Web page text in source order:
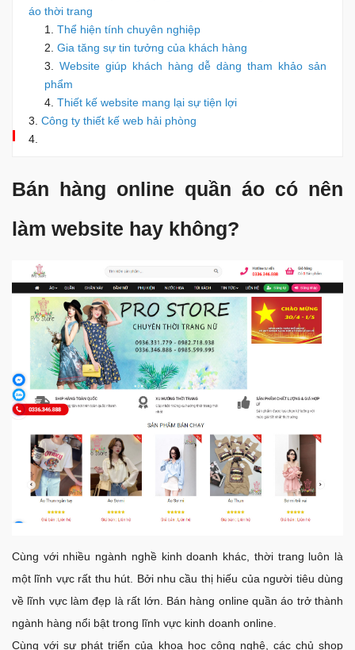
áo thời trang
Thể hiện tính chuyên nghiệp
Gia tăng sự tin tưởng của khách hàng
Website giúp khách hàng dễ dàng tham khảo sản
phẩm
Thiết kế website mang lại sự tiện lợi
Công ty thiết kế web hải phòng
Bán hàng online quần áo có nên
làm website hay không?
Cùng với nhiều ngành nghề kinh doanh khác, thời trang luôn là
một lĩnh vực rất thu hút. Bởi nhu cầu thị hiếu của người tiêu dùng
về lĩnh vực làm đẹp là rất lớn. Bán hàng online quần áo trở thành
ngành hàng nổi bật trong lĩnh vực kinh doanh online.
Cùng với sự phát triển của khoa học công nghệ, các chủ shop